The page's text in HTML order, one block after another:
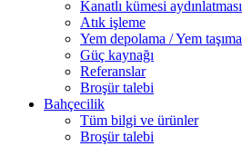
Kanatlı kümesi aydınlatması
Atık işleme
Yem depolama / Yem taşıma
Güç kaynağı
Referanslar
Broşür talebi
Bahçecilik
Tüm bilgi ve ürünler
Broşür talebi